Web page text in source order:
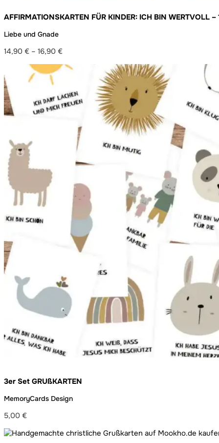
AFFIRMATIONSKARTEN FÜR KINDER: ICH BIN WERTVOLL
Liebe und Gnade
14,90 € – 16,90 €
14,90 €
16,90 €
3er Set GRUßKARTEN
MemoryCards Design
5,00 €